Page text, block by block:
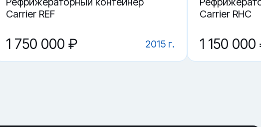
Carrier REF
1 750 000 ₽ 2015 г.
Carrier RHC
1 150 000